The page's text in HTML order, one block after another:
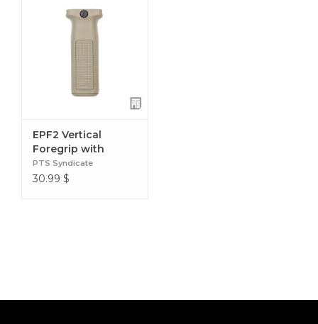
EPF2 Vertical
Foregrip with
Battery Storage
PTS Syndicate
30.99 $